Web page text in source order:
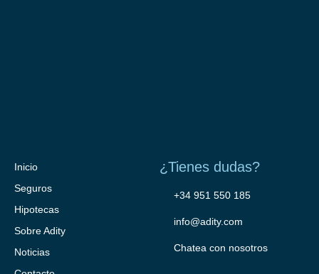
Inicio
Seguros
Hipotecas
Sobre Adity
Noticias
¿Tienes dudas?
+34 951 550 185
info@adity.com
Chatea con nosotros